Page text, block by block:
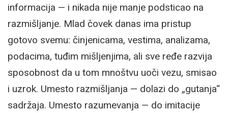
informacija — i nikada nije manje podsticao na
razmišljanje. Mlad čovek danas ima pristup
gotovo svemu: činjenicama, vestima, analizama,
podacima, tuđim mišljenjima, ali sve ređe razvija
sposobnost da u tom mnoštvu uoči vezu, smisao
i uzrok. Umesto razmišljanja — dolazi do „gutanja“
sadržaja. Umesto razumevanja — do imitacije